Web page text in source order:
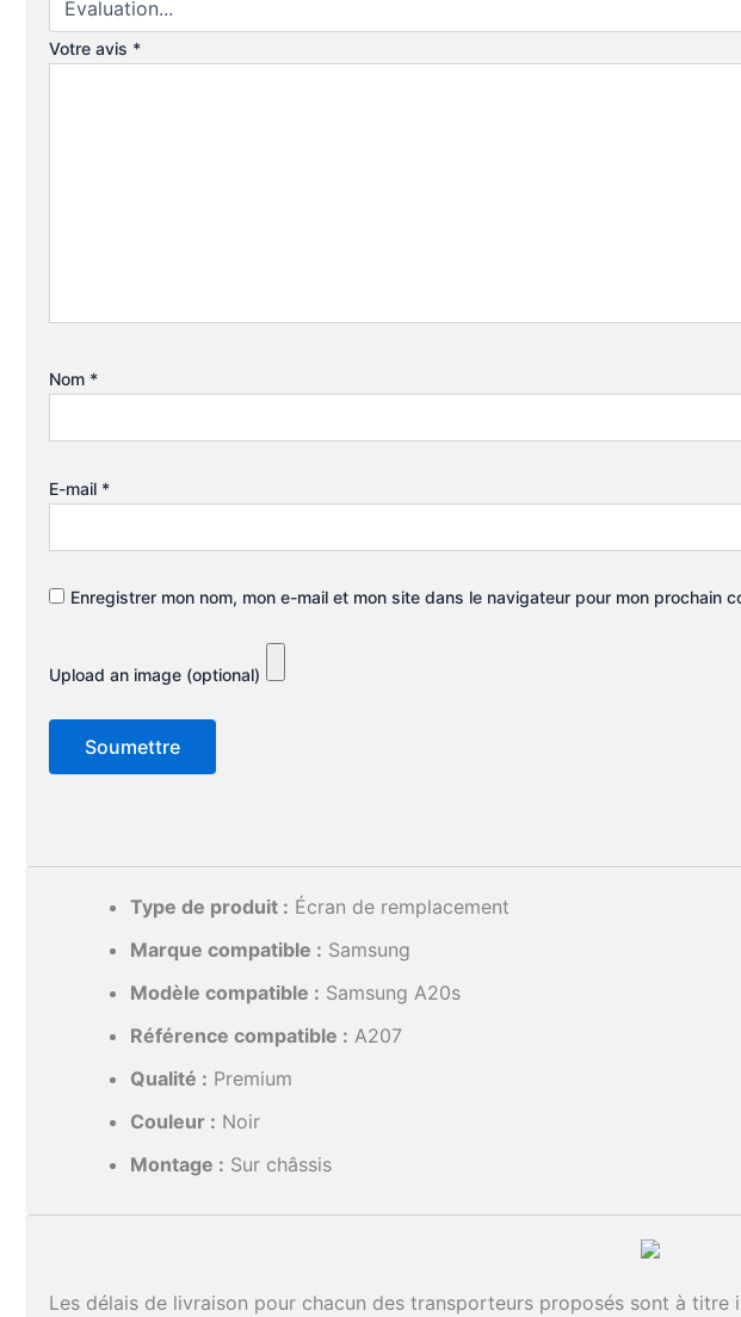
Votre avis *
Nom *
E-mail *
Enregistrer mon nom, mon e-mail et mon site dans le navigateur pour mon prochain
Upload an image (optional)
Type de produit : Écran de remplacement
Marque compatible : Samsung
Modèle compatible : Samsung A20s
Référence compatible : A207
Qualité : Premium
Couleur : Noir
Montage : Sur châssis
Les délais de livraison pour chacun des transporteurs proposés sont à